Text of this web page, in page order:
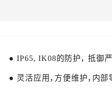
● IP65, IK08的防护， 抵御
● 灵活应用，方便维护，内